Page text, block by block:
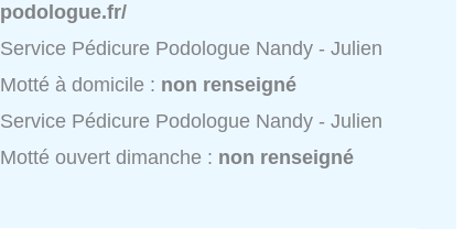
podologue.fr/
Service Pédicure Podologue Nandy - Julien
Motté à domicile : non renseigné
Service Pédicure Podologue Nandy - Julien
Motté ouvert dimanche : non renseigné